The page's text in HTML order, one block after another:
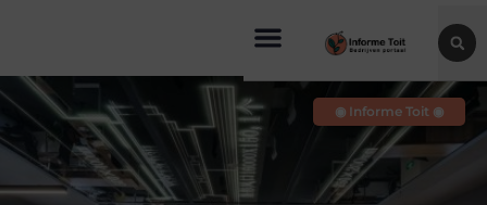
◉ Informe Toit ◉